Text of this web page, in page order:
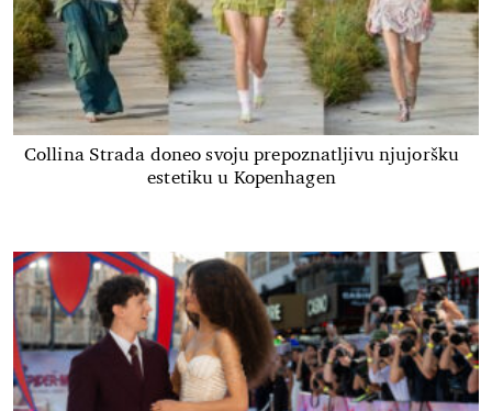
Collina Strada doneo svoju prepoznatljivu njujoršku
estetiku u Kopenhagen